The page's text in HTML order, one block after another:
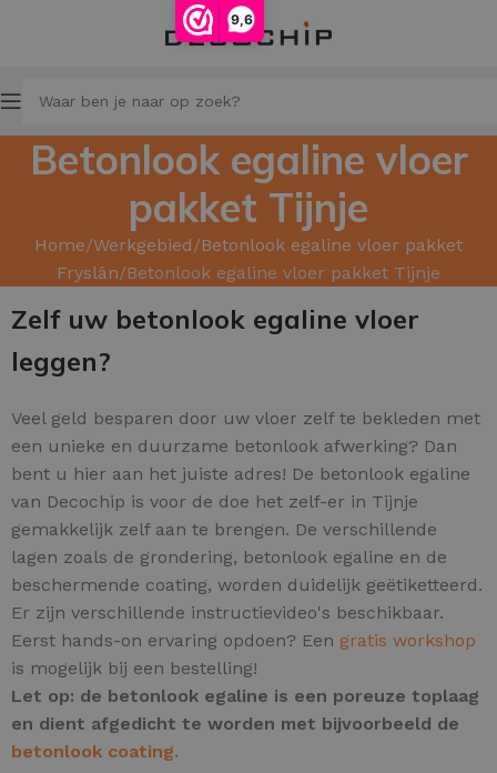
9,6
Betonlook egaline vloer
pakket Tijnje
Home Werkgebied Betonlook egaline vloer pakket
Fryslân Betonlook egaline vloer pakket Tijnje
Zelf uw betonlook egaline vloer
leggen?
Veel geld besparen door uw vloer zelf te bekleden met
een unieke en duurzame betonlook afwerking? Dan
bent u hier aan het juiste adres! De betonlook egaline
van Decochip is voor de doe het zelf-er in Tijnje
gemakkelijk zelf aan te brengen. De verschillende
lagen zoals de grondering, betonlook egaline en de
beschermende coating, worden duidelijk geëtiketteerd.
Er zijn verschillende instructievideo's beschikbaar.
Eerst hands-on ervaring opdoen? Een gratis workshop
is mogelijk bij een bestelling!
Let op: de betonlook egaline is een poreuze toplaag
en dient afgedicht te worden met bijvoorbeeld de
betonlook coating.